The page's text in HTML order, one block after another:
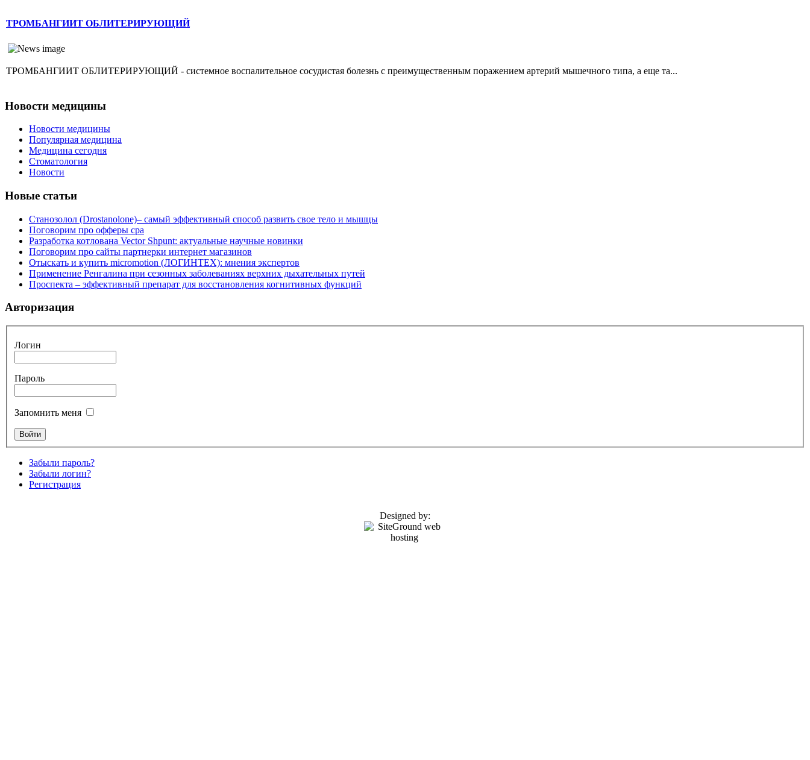
ТРОМБАНГИИТ ОБЛИТЕРИРУЮЩИЙ
ТРОМБАНГИИТ ОБЛИТЕРИРУЮЩИЙ - системное воспалительное сосудистая болезнь с преимущественным поражением артерий мышечного типа, а еще та...
Новости медицины
Новости медицины
Популярная медицина
Медицина сегодня
Стоматология
Новости
Новые статьи
Станозолол (Drostanolone)– самый эффективный способ развить свое тело и мышцы
Поговорим про офферы cpa
Разработка котлована Vector Shpunt: актуальные научные новинки
Поговорим про сайты партнерки интернет магазинов
Отыскать и купить micromotion (ЛОГИНТЕХ): мнения экспертов
Применение Ренгалина при сезонных заболеваниях верхних дыхательных путей
Проспекта – эффективный препарат для восстановления когнитивных функций
Авторизация
Логин
Пароль
Запомнить меня
Забыли пароль?
Забыли логин?
Регистрация
Designed by: